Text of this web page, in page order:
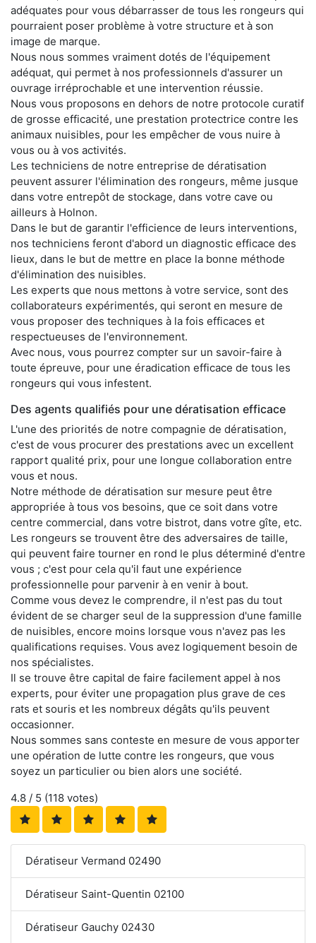
adéquates pour vous débarrasser de tous les rongeurs qui
pourraient poser problème à votre structure et à son
image de marque.
Nous nous sommes vraiment dotés de l'équipement
adéquat, qui permet à nos professionnels d'assurer un
ouvrage irréprochable et une intervention réussie.
Nous vous proposons en dehors de notre protocole curatif
de grosse efficacité, une prestation protectrice contre les
animaux nuisibles, pour les empêcher de vous nuire à
vous ou à vos activités.
Les techniciens de notre entreprise de dératisation
peuvent assurer l'élimination des rongeurs, même jusque
dans votre entrepôt de stockage, dans votre cave ou
ailleurs à Holnon.
Dans le but de garantir l'efficience de leurs interventions,
nos techniciens feront d'abord un diagnostic efficace des
lieux, dans le but de mettre en place la bonne méthode
d'élimination des nuisibles.
Les experts que nous mettons à votre service, sont des
collaborateurs expérimentés, qui seront en mesure de
vous proposer des techniques à la fois efficaces et
respectueuses de l'environnement.
Avec nous, vous pourrez compter sur un savoir-faire à
toute épreuve, pour une éradication efficace de tous les
rongeurs qui vous infestent.
Des agents qualifiés pour une dératisation efficace
L'une des priorités de notre compagnie de dératisation,
c'est de vous procurer des prestations avec un excellent
rapport qualité prix, pour une longue collaboration entre
vous et nous.
Notre méthode de dératisation sur mesure peut être
appropriée à tous vos besoins, que ce soit dans votre
centre commercial, dans votre bistrot, dans votre gîte, etc.
Les rongeurs se trouvent être des adversaires de taille,
qui peuvent faire tourner en rond le plus déterminé d'entre
vous ; c'est pour cela qu'il faut une expérience
professionnelle pour parvenir à en venir à bout.
Comme vous devez le comprendre, il n'est pas du tout
évident de se charger seul de la suppression d'une famille
de nuisibles, encore moins lorsque vous n'avez pas les
qualifications requises. Vous avez logiquement besoin de
nos spécialistes.
Il se trouve être capital de faire facilement appel à nos
experts, pour éviter une propagation plus grave de ces
rats et souris et les nombreux dégâts qu'ils peuvent
occasionner.
Nous sommes sans conteste en mesure de vous apporter
une opération de lutte contre les rongeurs, que vous
soyez un particulier ou bien alors une société.
4.8 / 5 (118 votes)
Dératiseur Vermand 02490
Dératiseur Saint-Quentin 02100
Dératiseur Gauchy 02430